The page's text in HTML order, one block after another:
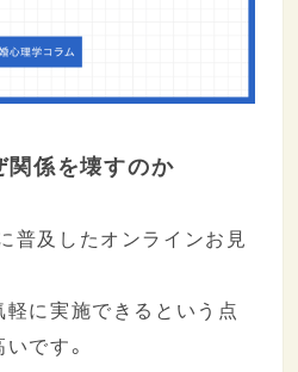
関係を壊すのか
普及したオンラインお見
軽に実施できるという点
です。